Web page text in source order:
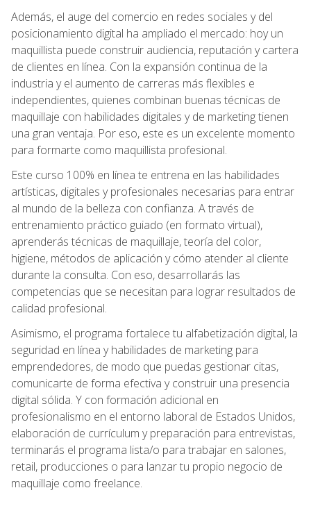
Además, el auge del comercio en redes sociales y del
posicionamiento digital ha ampliado el mercado: hoy un
maquillista puede construir audiencia, reputación y cartera
de clientes en línea. Con la expansión continua de la
industria y el aumento de carreras más flexibles e
independientes, quienes combinan buenas técnicas de
maquillaje con habilidades digitales y de marketing tienen
una gran ventaja. Por eso, este es un excelente momento
para formarte como maquillista profesional.
Este curso 100% en línea te entrena en las habilidades
artísticas, digitales y profesionales necesarias para entrar
al mundo de la belleza con confianza. A través de
entrenamiento práctico guiado (en formato virtual),
aprenderás técnicas de maquillaje, teoría del color,
higiene, métodos de aplicación y cómo atender al cliente
durante la consulta. Con eso, desarrollarás las
competencias que se necesitan para lograr resultados de
calidad profesional.
Asimismo, el programa fortalece tu alfabetización digital, la
seguridad en línea y habilidades de marketing para
emprendedores, de modo que puedas gestionar citas,
comunicarte de forma efectiva y construir una presencia
digital sólida. Y con formación adicional en
profesionalismo en el entorno laboral de Estados Unidos,
elaboración de currículum y preparación para entrevistas,
terminarás el programa lista/o para trabajar en salones,
retail, producciones o para lanzar tu propio negocio de
maquillaje como freelance.